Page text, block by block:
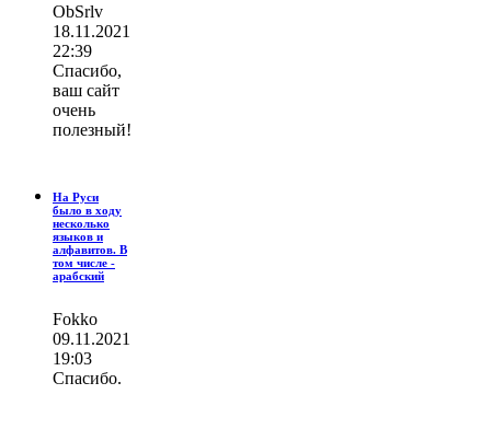
ОbSrlv
18.11.2021
22:39
Спасибо,
ваш сайт
очень
полезный!
На Руси
было в ходу
несколько
языков и
алфавитов. В
том числе -
арабский
Fokko
09.11.2021
19:03
Спасибо.